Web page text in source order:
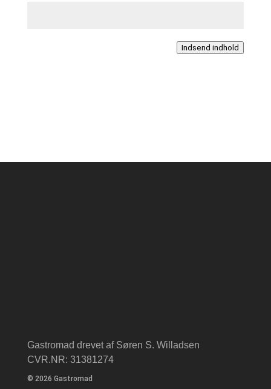
Indsend indhold
Gastromad drevet af Søren S. Willadsen
CVR.NR: 31381274
© 2026 Gastromad